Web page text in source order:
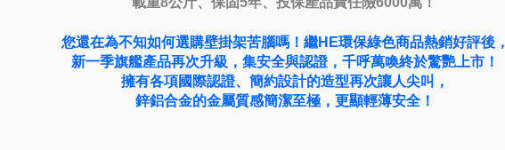
您還在為不知如何選購壁掛架苦腦嗎！繼HE環保綠色商品熱銷好評後，
新一季旗艦產品再次升級，集安全與認證，千呼萬喚終於驚艷上市！
擁有各項國際認證、簡約設計的造型再次讓人尖叫，
鋅鋁合金的金屬質感簡潔至極，更顯輕薄安全！